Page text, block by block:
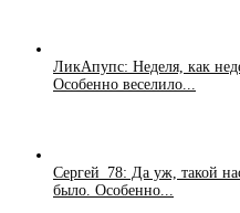
ЛикАпупс: Неделя, как
Особенно веселило...
Сергей_78: Да уж, такой
было. Особенно...